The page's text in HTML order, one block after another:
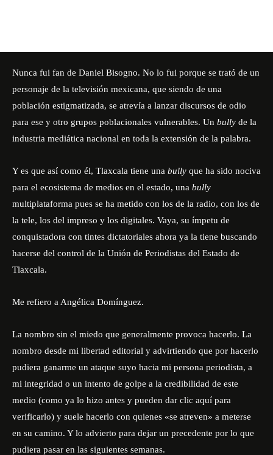
Nunca fui fan de Daniel Bisogno. No lo fui porque se trató de un
personaje de la televisión mexicana, que siendo de una
población estigmatizada, se atrevía a lanzar discursos de odio
para ese y otro grupos poblacionales vulnerables. Un bully de la
industria mediática nacional en toda la extensión de la palabra.
Y es que así como él, Tlaxcala tiene una bully que ha sido nociva
para el ecosistema de medios en el estado, una bully
multiplataforma pues se ha metido con los de la radio, con los de
la tele, los del impreso y los digitales. Vaya, su ímpetu de
conquistadora con tintes dictatoriales ahora ya la tiene buscando
hacerse del control de la Unión de Periodistas del Estado de
Tlaxcala.
Me refiero a Angélica Domínguez.
La nombro sin el miedo que generalmente provoca hacerlo. La
nombro desde mi libertad editorial y advirtiendo que por hacerlo
pudiera ganarme un ataque suyo hacia mi persona periodista, a
mi integridad o un intento de golpe a la credibilidad de este
medio (como ya lo hizo antes y pueden dar clic aquí para
verificarlo) y suele hacerlo con quienes «se atreven» a meterse
en su camino. Y lo advierto para dejar un precedente por lo que
pudiera pasar en las siguientes semanas.